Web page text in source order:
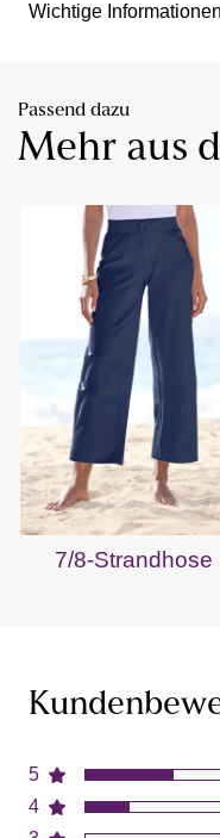
Wichtige Informationen
Passend dazu
Mehr aus
7/8-Strandhose
5
4